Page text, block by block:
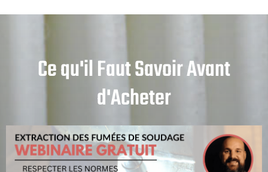
Ce qu'il Faut Savoir Avant
d'Acheter